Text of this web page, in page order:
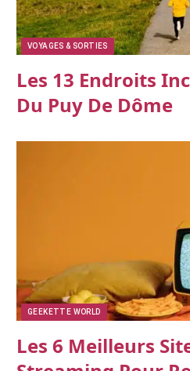
VOYAGES & SORTIES
Les 13 Endroits
Du Puy De Dôme
GEEKETTE WORLD
Les 6 Meilleurs